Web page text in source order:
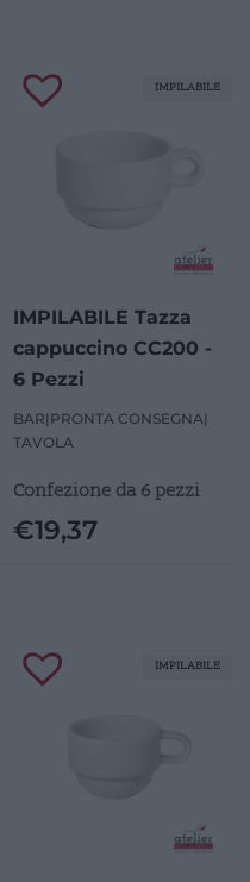
IMPILABILE Tazza
cappuccino CC200 -
6 Pezzi
BAR| PRONTA CONSEGNA|
TAVOLA
Confezione da 6 pezzi
€19,37
IMPILABILE
IMPILABILE